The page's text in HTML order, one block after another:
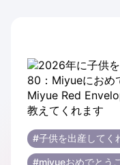
#子供を出産してく
#miyueおめでとう